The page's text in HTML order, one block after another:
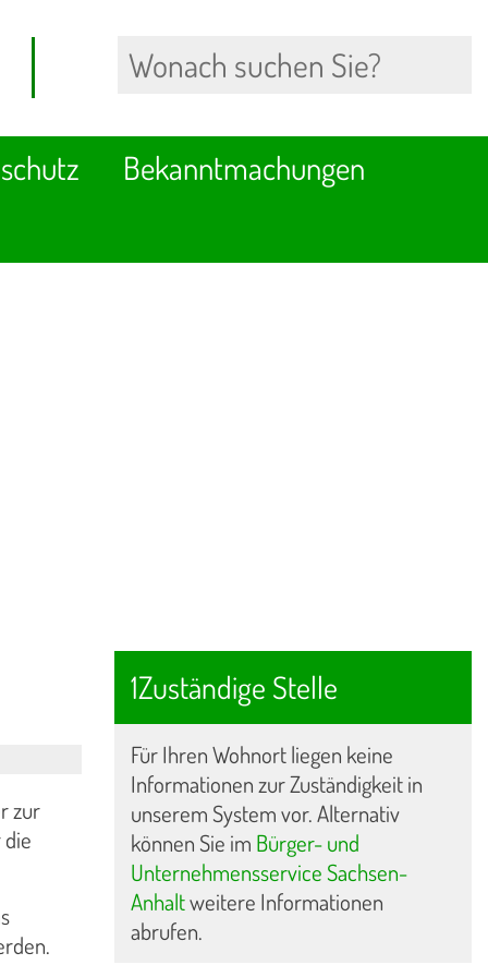
Bekanntmachungen
zur
1Zuständige Stelle
Für Ihren Wohnort liegen keine
Informationen zur Zuständigkeit in
unserem System vor. Alternativ
können Sie im Bürger- und
Unternehmensservice Sachsen-
Anhaltweitere Informationen
abrufen.